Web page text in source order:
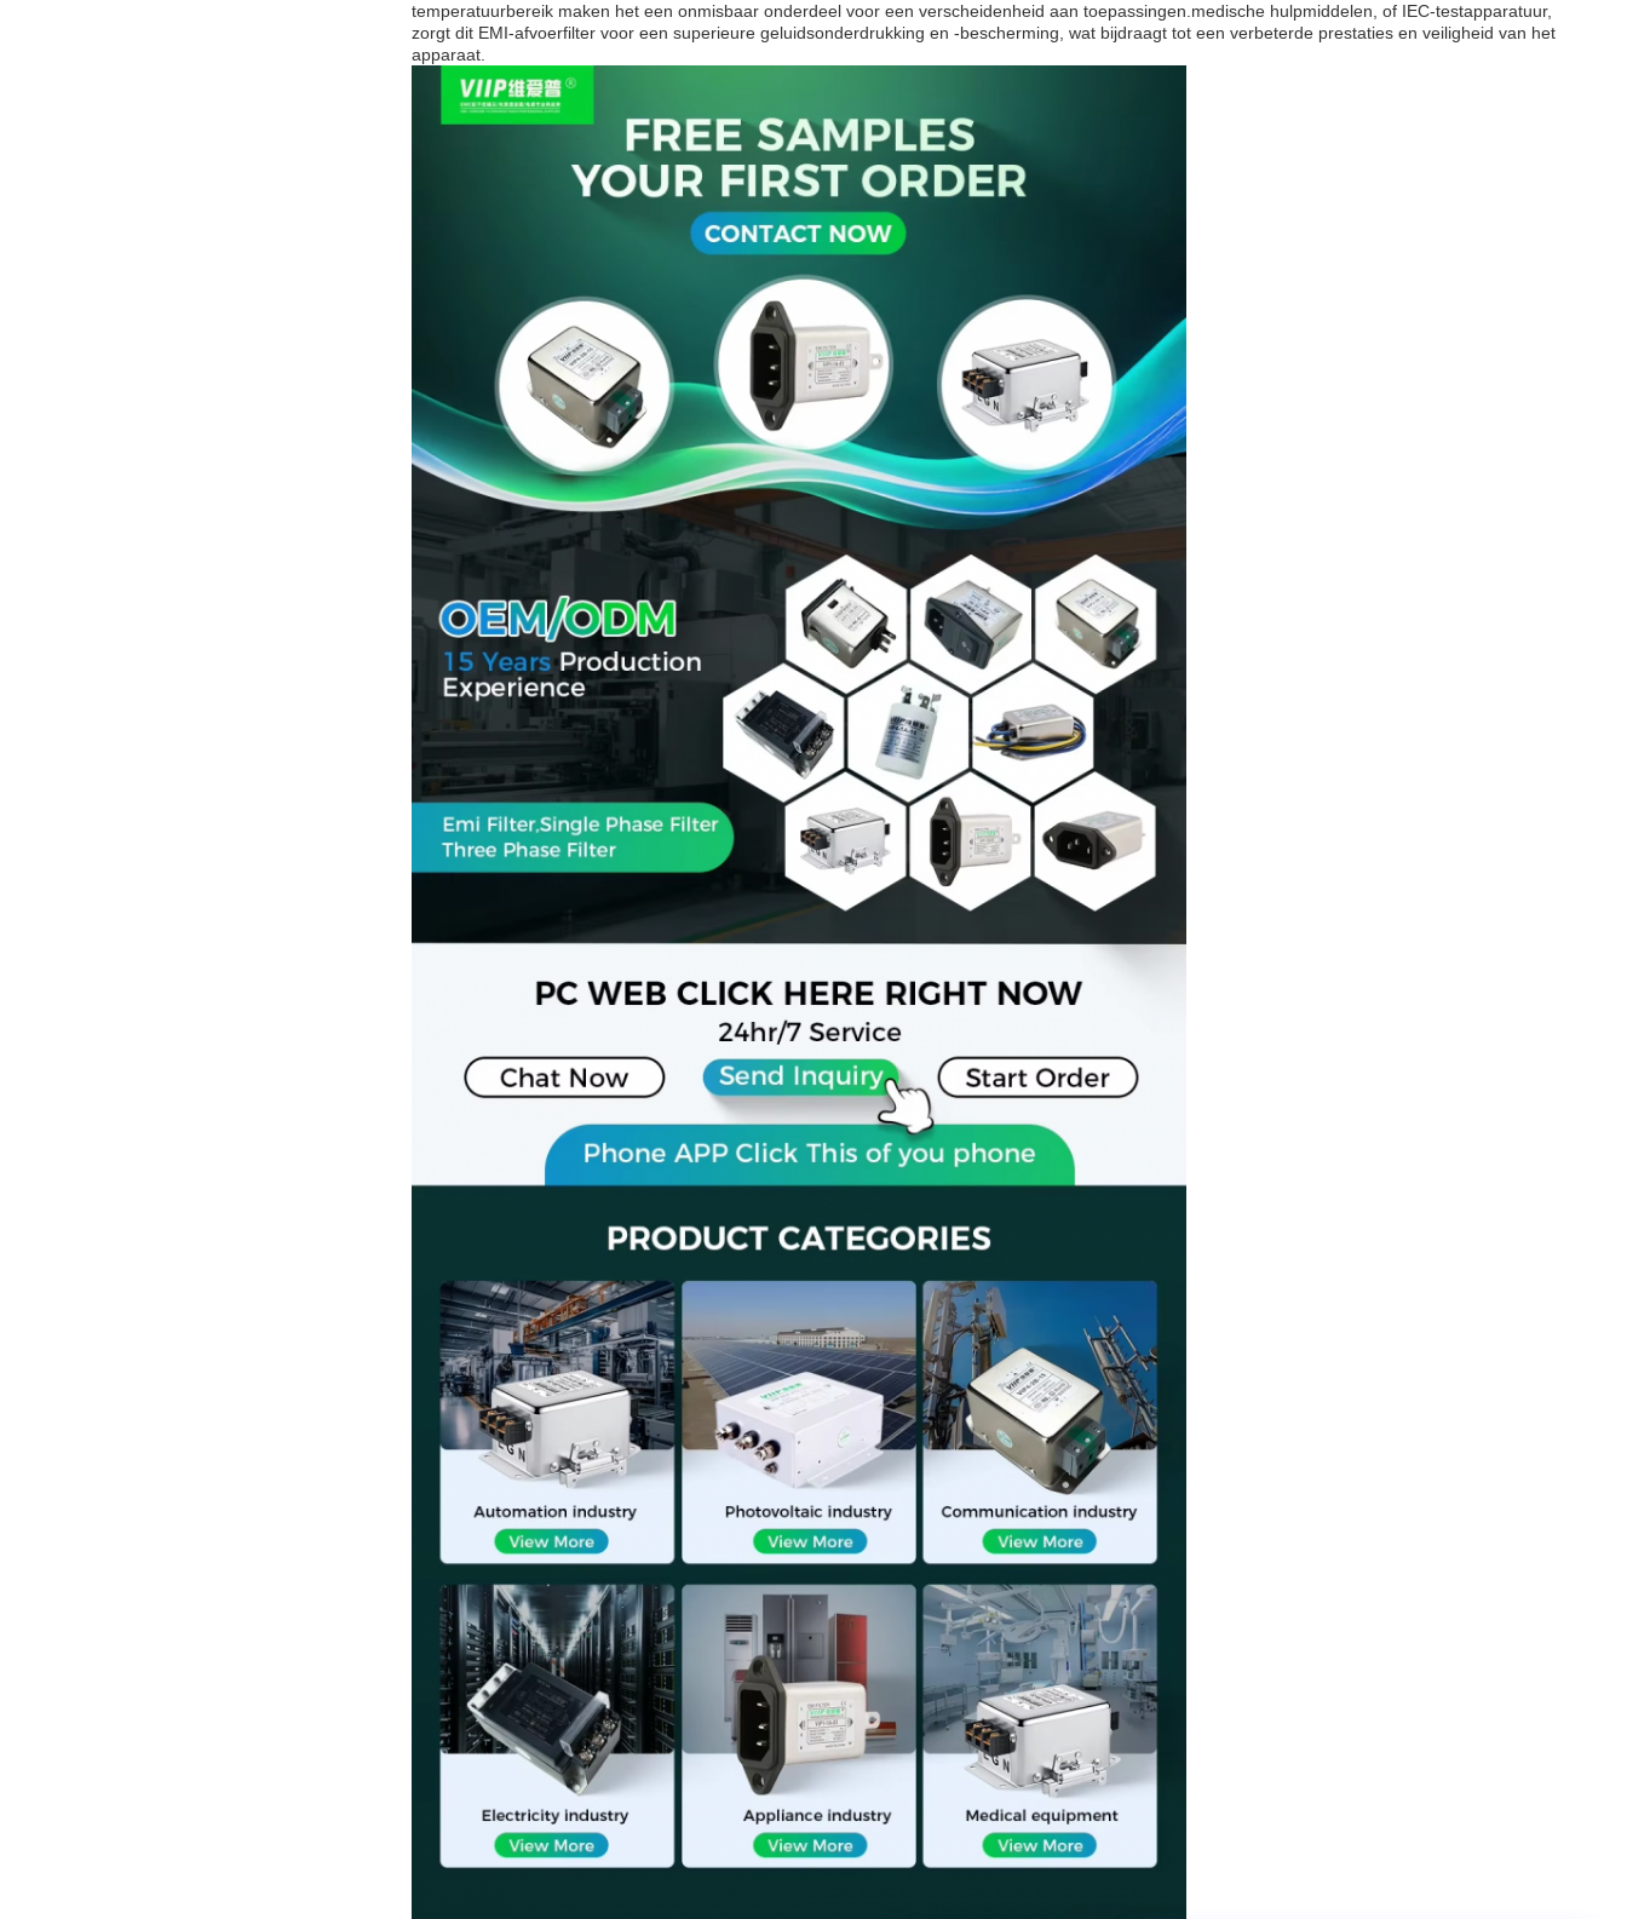
temperatuurbereik maken het een onmisbaar onderdeel voor een verscheidenheid aan toepassingen.medische hulpmiddelen, of IEC-testapparatuur,
zorgt dit EMI-afvoerfilter voor een superieure geluidsonderdrukking en -bescherming, wat bijdraagt tot een verbeterde prestaties en veiligheid van het
apparaat.